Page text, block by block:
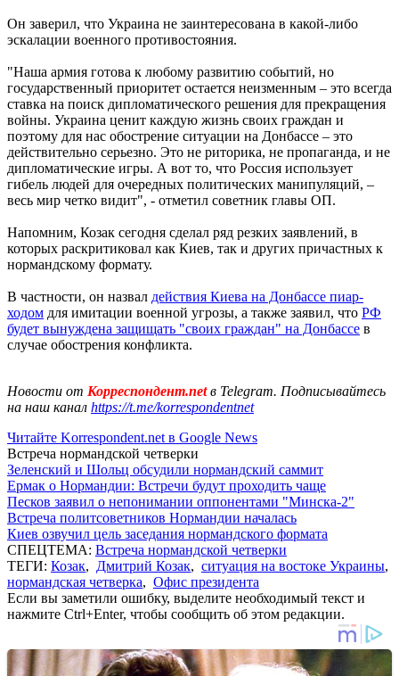
Он заверил, что Украина не заинтересована в какой-либо
эскалации военного противостояния.
"Наша армия готова к любому развитию событий, но
государственный приоритет остается неизменным – это всегда
ставка на поиск дипломатического решения для прекращения
войны. Украина ценит каждую жизнь своих граждан и
поэтому для нас обострение ситуации на Донбассе – это
действительно серьезно. Это не риторика, не пропаганда, и не
дипломатические игры. А вот то, что Россия использует
гибель людей для очередных политических манипуляций, –
весь мир четко видит", - отметил советник главы ОП.
Напомним, Козак сегодня сделал ряд резких заявлений, в
которых раскритиковал как Киев, так и других причастных к
нормандскому формату.
В частности, он назвал действия Киева на Донбассе пиар-
ходом для имитации военной угрозы, а также заявил, что РФ
будет вынуждена защищать "своих граждан" на Донбассе в
случае обострения конфликта.
Новости от Корреспондент.netв Telegram. Подписывайтесь
на наш канал https://t.me/korrespondentnet
Читайте Korrespondent.net в Google News
Встреча нормандской четверки
Зеленский и Шольц обсудили нормандский саммит
Ермак о Нормандии: Встречи будут проходить чаще
Песков заявил о непонимании оппонентами "Минска-2"
Встреча политсоветников Нормандии началась
Киев озвучил цель заседания нормандского формата
СПЕЦТЕМА: Встреча нормандской четверки
ТЕГИ: Козак, Дмитрий Козак, ситуация на востоке Украины,
нормандская четверка, Офис президента
Если вы заметили ошибку, выделите необходимый текст и
нажмите Ctrl+Enter, чтобы сообщить об этом редакции.